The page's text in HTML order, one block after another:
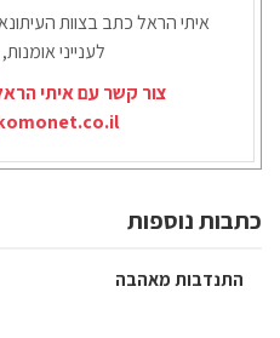
איתי הראל כתב בצוות
לענייני
צור קשר עם איתי
כתבות נוספות
התנדבות מאהבה